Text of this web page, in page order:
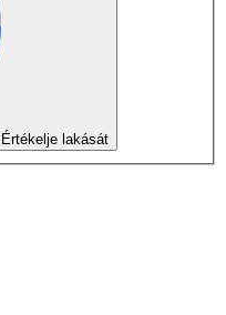
Értékelje lakását